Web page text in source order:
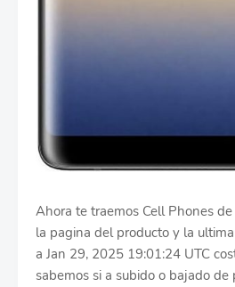
Ahora te traemos Cell Phones
la pagina del producto y la
a Jan 29, 2025 19:01:24 UTC
sabemos si a subido o bajado de